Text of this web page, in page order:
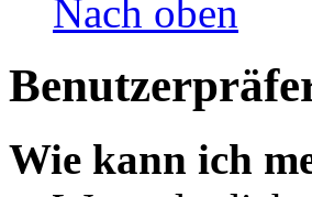
Nach oben
Wie kann ich